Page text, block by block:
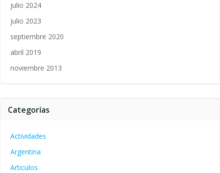
julio 2024
julio 2023
septiembre 2020
abril 2019
noviembre 2013
Categorías
Actividades
Argentina
Articulos